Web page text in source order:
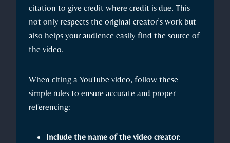
citation to give credit where credit is due. This
not only respects the original creator’s work but
also helps your audience easily find the source of
the video.
When citing a YouTube video, follow these
simple rules to ensure accurate and proper
referencing:
Include the name of the video creator: